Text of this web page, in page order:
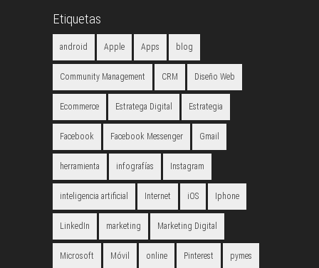
Etiquetas
android Apple Apps blog
Community Management CRM Diseño Web
Ecommerce Estratega Digital Estrategia
Facebook Facebook Messenger Gmail
herramienta infografías Instagram
inteligencia artificial Internet iOS Iphone
LinkedIn marketing Marketing Digital
Microsoft Móvil online Pinterest pymes